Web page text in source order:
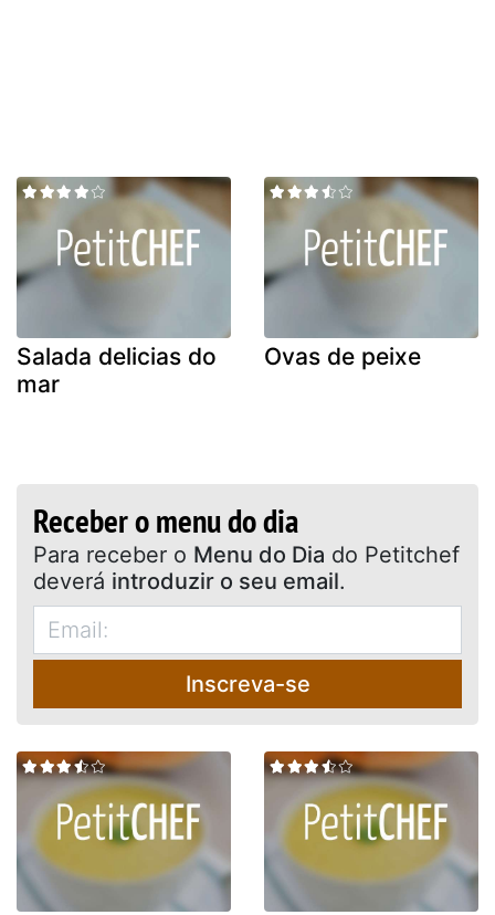
Salada delicias do
mar
Ovas de peixe
Receber o menu do dia
Para receber o Menu do Dia do Petitchef
deverá introduzir o seu email.
Inscreva-se